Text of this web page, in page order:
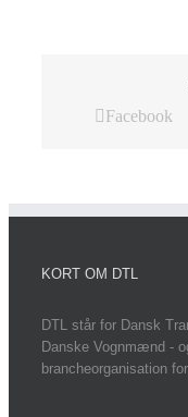
Facebook
KORT OM DTL
DTL står for Dansk
Danske Vognmænd -
brancheorganisation